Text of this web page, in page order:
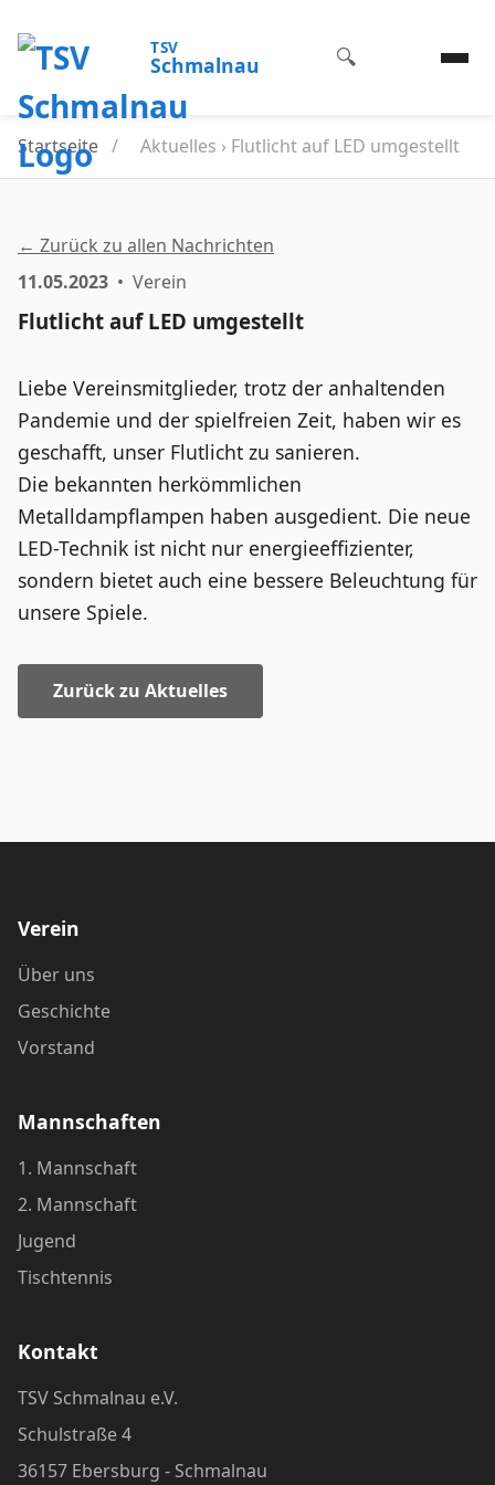
TSV
Schmalnau 🔍
Startseite / Aktuelles › Flutlicht auf LED umgestellt
← Zurück zu allen Nachrichten
11.05.2023 • Verein
Flutlicht auf LED umgestellt
Liebe Vereinsmitglieder, trotz der anhaltenden
Pandemie und der spielfreien Zeit, haben wir es
geschafft, unser Flutlicht zu sanieren.
Die bekannten herkömmlichen
Metalldampflampen haben ausgedient. Die neue
LED-Technik ist nicht nur energieeffizienter,
sondern bietet auch eine bessere Beleuchtung für
unsere Spiele.
Zurück zu Aktuelles
Verein
Über uns
Geschichte
Vorstand
Mannschaften
1. Mannschaft
2. Mannschaft
Jugend
Tischtennis
Kontakt
TSV Schmalnau e.V.
Schulstraße 4
36157 Ebersburg - Schmalnau